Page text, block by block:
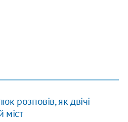
розповів, як двічі
міст